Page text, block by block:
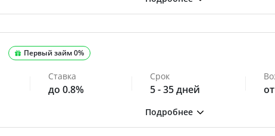
Первый займ 0%
Ставка
до 0.8%
Срок
5 - 35 дней